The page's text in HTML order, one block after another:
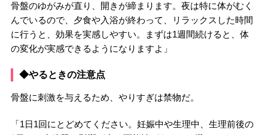
骨盤のゆがみが直り、開きが締まります。夜は特に体がむく
んでいるので、夕食や入浴が終わって、リラックスした時間
に行うと、効果を実感しやすい。まずは1週間続けると、体
の変化が実感できるようになりますよ」
◆やるときの注意点
骨盤に刺激を与えるため、やりすぎは禁物だ。
「1日1回にとどめてください。妊娠中や生理中、生理前後の